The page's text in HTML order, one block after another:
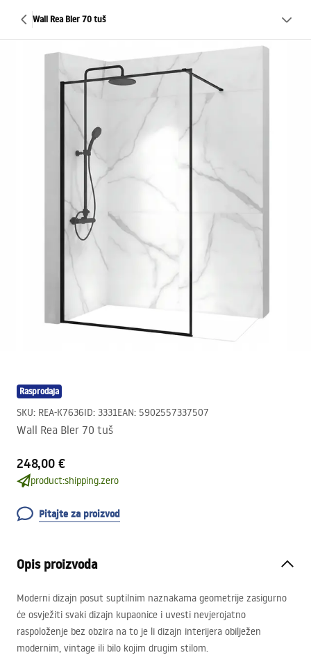
Wall Rea Bler 70 tuš
Rasprodaja
SKU: REA-K7636ID: 3331EAN: 5902557337507
Wall Rea Bler 70 tuš
248,00 €
product:shipping.zero
Pitajte za proizvod
Opis proizvoda
Moderni dizajn posut suptilnim naznakama geometrije zasigurno
će osvježiti svaki dizajn kupaonice i uvesti nevjerojatno
raspoloženje bez obzira na to je li dizajn interijera obilježen
modernim, vintage ili bilo kojim drugim stilom.